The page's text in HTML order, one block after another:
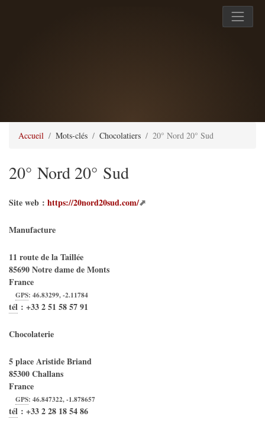
Accueil Mots-clés Chocolatiers 20° Nord 20° Sud
20° Nord 20° Sud
Site web : https://20nord20sud.com/
Manufacture
11 route de la Taillée
85690Notre dame de Monts
France
GPS:46.83299,-2.11784
tél : +33 2 51 58 57 91
Chocolaterie
5 place Aristide Briand
85300Challans
France
GPS:46.847322,-1.878657
tél : +33 2 28 18 54 86